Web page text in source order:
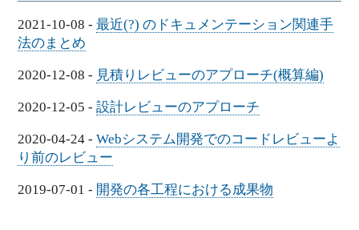
2021-10-08 -最近(?) のドキュメンテーション関連手
法のまとめ
2020-12-08 - 見積りレビューのアプローチ(概算編)
2020-12-05 -設計レビューのアプローチ
2020-04-24 -Webシステム開発でのコードレビューよ
り前のレビュー
2019-07-01 - 開発の各工程における成果物